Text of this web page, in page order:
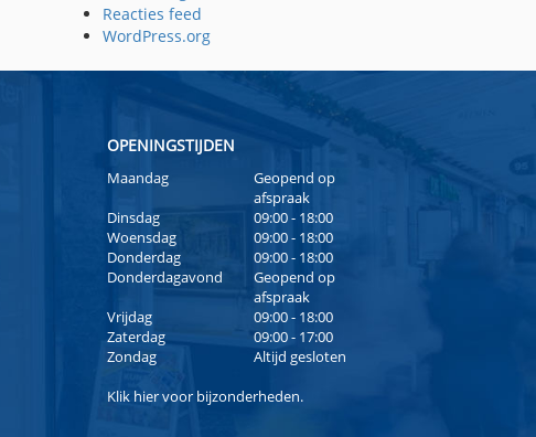
Reacties feed
WordPress.org
OPENINGSTIJDEN
Maandag
Geopend op
afspraak
Dinsdag
09:00 - 18:00
Woensdag
09:00 - 18:00
Donderdag
09:00 - 18:00
Donderdagavond
Geopend op
afspraak
Vrijdag
09:00 - 18:00
Zaterdag
09:00 - 17:00
Zondag
Altijd gesloten
Klik hiervoor bijzonderheden.